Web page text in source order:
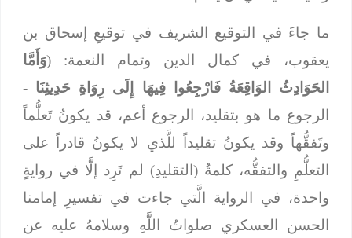
ما جاءَ في التوقيع الشريف في توقيعِ إسحاق بن
يعقوب، في كمال الدين وتمام النعمة: ( وَأَمَّا
الحَوَادِثُ الوَاقِعَةُ فَارْجِعُوا فِيهَا إِلَى رِوَاةِ حَدِيثِنَا-
الرجوع ما هو بتقليد، الرجوع أعم، قد يكونُ تَعلُّماً
وتَفقُّهاً وقد يكونُ تقليداً للَّذي لا يكونُ قادراً على
التعلُّمِ والتفقُّه، كلمةُ (التقليدِ) لم تَرِد إلَّا في روايةٍ
واحدة، في الرواية الَّتي جاءت في تفسيرِ إمامنا
الحسن العسكري صلواتُ اللَّهِ وسلامهُ عليه عن